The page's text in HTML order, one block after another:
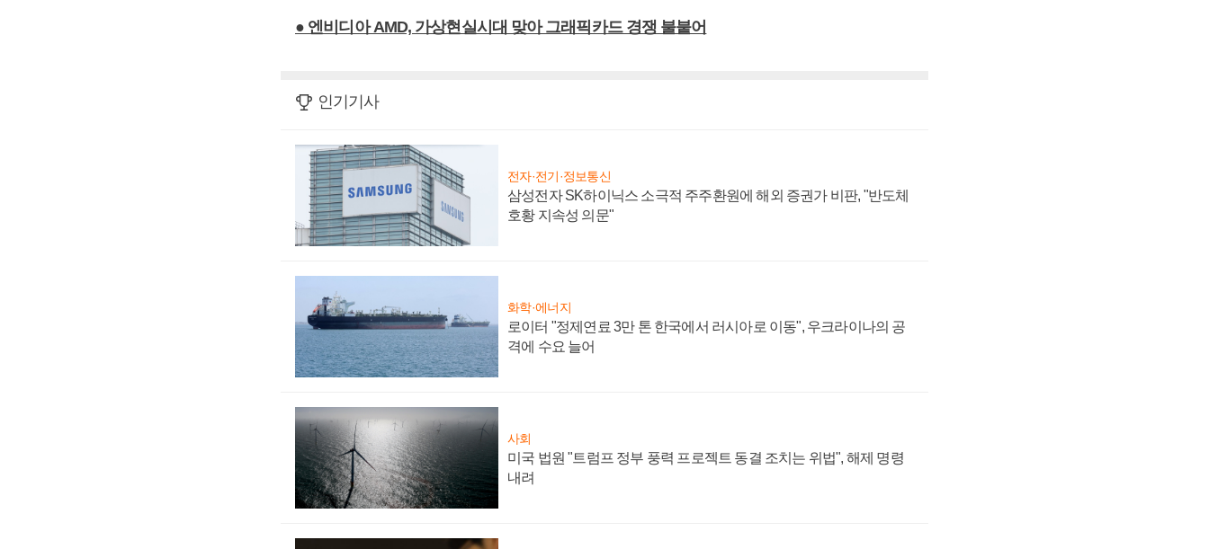
● 엔비디아 AMD, 가상현실시대 맞아 그래픽카드 경쟁 불붙어
인기기사
전자·전기·정보통신
삼성전자 SK하이닉스 소극적 주주환원에 해외 증권가 비판, "반도체
호황 지속성 의문"
화학·에너지
로이터 "정제연료 3만 톤 한국에서 러시아로 이동", 우크라이나의 공
격에 수요 늘어
사회
미국 법원 "트럼프 정부 풍력 프로젝트 동결 조치는 위법", 해제 명령
내려